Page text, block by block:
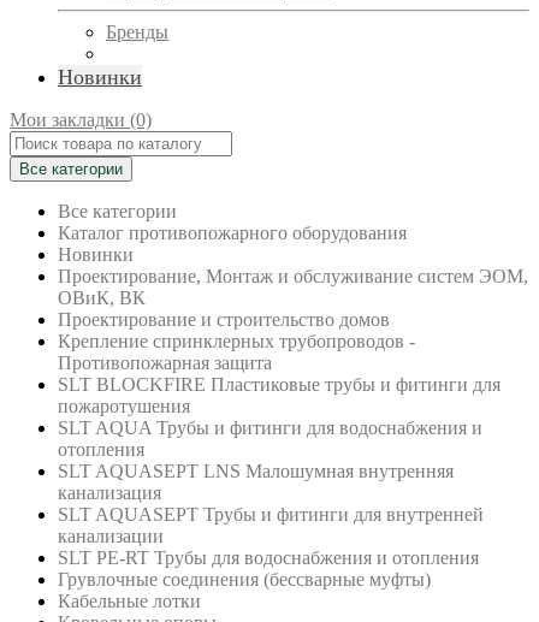
Бренды
Новинки
Мои закладки (0)
Все категории
Все категории
Каталог противопожарного оборудования
Новинки
Проектирование, Монтаж и обслуживание систем ЭОМ,
ОВиК, ВК
Проектирование и строительство домов
Крепление спринклерных трубопроводов -
Противопожарная защита
SLT BLOCKFIRE Пластиковые трубы и фитинги для
пожаротушения
SLT AQUA Трубы и фитинги для водоснабжения и
отопления
SLT AQUASEPT LNS Малошумная внутренняя
канализация
SLT AQUASEPT Трубы и фитинги для внутренней
канализации
SLT PE-RT Трубы для водоснабжения и отопления
Грувлочные соединения (бессварные муфты)
Кабельные лотки